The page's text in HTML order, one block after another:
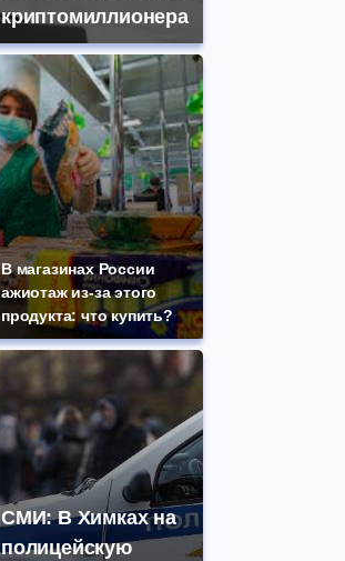
криптомиллионера
В магазинах России
ажиотаж из-за этого
продукта: что купить?
СМИ: В Химках на
полицейскую